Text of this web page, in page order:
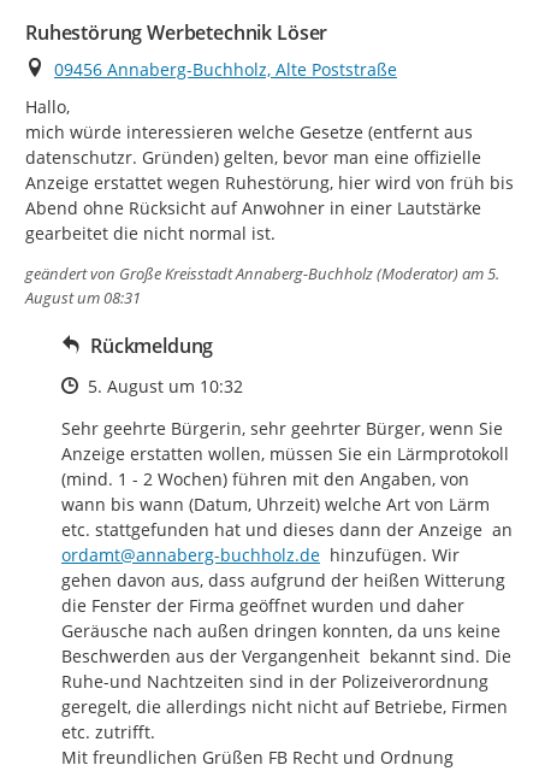
Ruhestörung Werbetechnik Löser
Ort
09456 Annaberg-Buchholz, Alte Poststraße
Hallo,
mich würde interessieren welche Gesetze (entfernt aus
datenschutzr. Gründen) gelten, bevor man eine offizielle
Anzeige erstattet wegen Ruhestörung, hier wird von früh bis
Abend ohne Rücksicht auf Anwohner in einer Lautstärke
gearbeitet die nicht normal ist.
geändert von Große Kreisstadt Annaberg-Buchholz (Moderator)am 5.
August um 08:31
Rückmeldung
Zeitpunkt des Erstellens
5. August um 10:32
Sehr geehrte Bürgerin, sehr geehrter Bürger, wenn Sie
Anzeige erstatten wollen, müssen Sie ein Lärmprotokoll
(mind. 1 - 2 Wochen) führen mit den Angaben, von
wann bis wann (Datum, Uhrzeit) welche Art von Lärm
ordamt@annaberg-buchholz.de
  hinzufügen. Wir
gehen davon aus, dass aufgrund der heißen Witterung
die Fenster der Firma geöffnet wurden und daher
Geräusche nach außen dringen konnten, da uns keine
Beschwerden aus der Vergangenheit  bekannt sind. Die
Ruhe-und Nachtzeiten sind in der Polizeiverordnung
geregelt, die allerdings nicht nicht auf Betriebe, Firmen
etc. zutrifft.
Mit freundlichen Grüßen FB Recht und Ordnung